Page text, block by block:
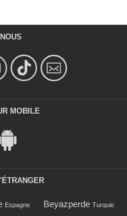
MOBILE
Espagne Beyazperde Turquie